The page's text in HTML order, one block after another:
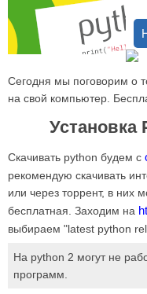
Сегодня мы поговорим о
на свой компьютер.
Установка
Скачивать python будем с
рекомендую скачивать
или через торрент, в них
бесплатная. Заходим на
выбираем "latest python
На python 2 могут не
программ.